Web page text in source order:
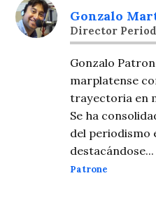
Gonzalo
Director
Gonzalo
marplatense
trayectoria en
Se ha
del periodismo
Patrone